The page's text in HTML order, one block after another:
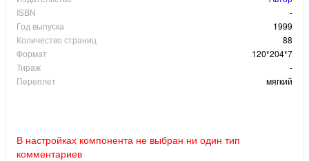
ISBN
-
Год выпуска
1999
Количество страниц
88
Формат
120*204*7
Тираж
-
Переплет
мягкий
В настройках компонента не выбран ни один тип
комментариев